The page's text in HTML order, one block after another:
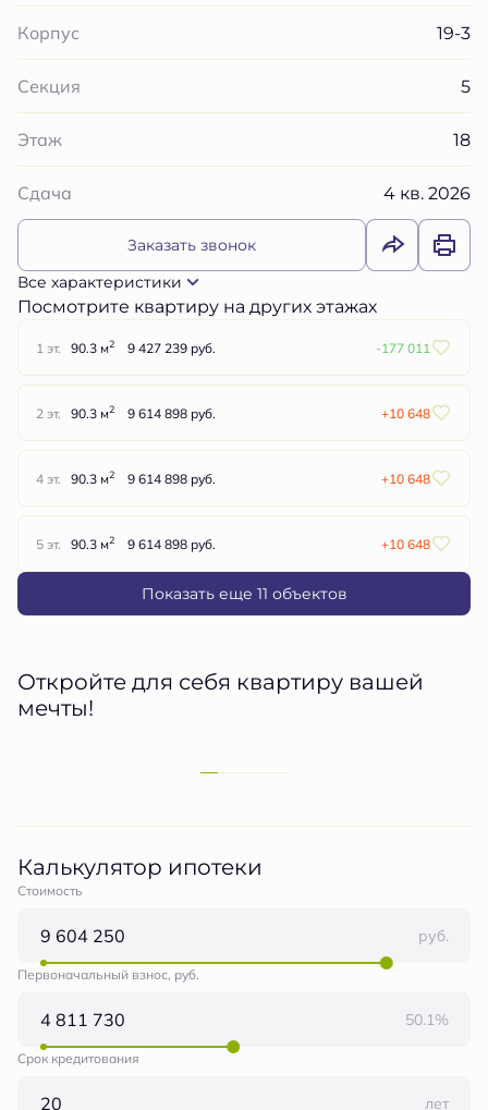
Корпус 19-3
Секция 5
Этаж 18
Сдача 4 кв. 2026
Заказать звонок
Все характеристики
Посмотрите квартиру на других этажах
1 эт. 90.3 м2 9 427 239 руб. -177 011
2 эт. 90.3 м2 9 614 898 руб. +10 648
4 эт. 90.3 м2 9 614 898 руб. +10 648
5 эт. 90.3 м2 9 614 898 руб. +10 648
Показать еще 11 объектов
Откройте для себя квартиру вашей
мечты!
Калькулятор ипотеки
Стоимость
руб.
Первоначальный взнос, руб.
50.1%
Срок кредитования
лет